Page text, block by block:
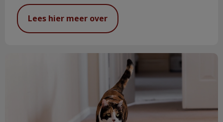
Lees hier meer over